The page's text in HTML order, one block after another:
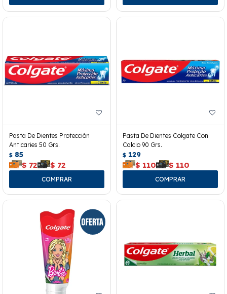
Pasta De Dientes Protección
Anticaries 50 Grs.
$ 85
$ 72 $ 72
Pasta De Dientes Colgate Con
Calcio 90 Grs.
$ 129
$ 110 $ 110